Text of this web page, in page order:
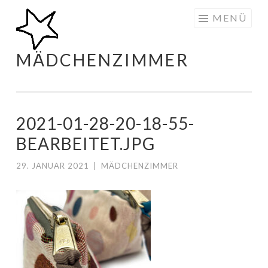
Zum
Inhalt
springen
MÄDCHENZIMMER
MENÜ
2021-01-28-20-18-55-
BEARBEITET.JPG
29. JANUAR 2021 MÄDCHENZIMMER